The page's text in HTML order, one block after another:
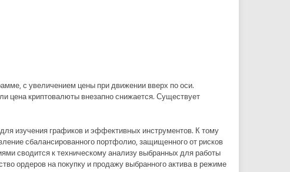
с увеличением цены при движении вверх по оси.
цена криптовалюты внезапно снижается. Существует
изучения графиков и эффективных инструментов. К тому
сбалансированного портфолио, защищенного от рисков
сводится к техническому анализу выбранных для работы
ордеров на покупку и продажу выбранного актива в режиме